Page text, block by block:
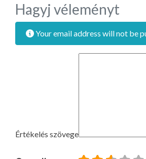
Hagyj véleményt
Your email address will not be
Értékelés szövege